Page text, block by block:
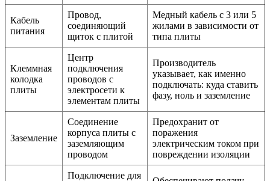
Кабель
питания
Провод,
соединяющий
щиток с плитой
Медный кабель с 3 или 5
жилами в зависимости от
типа плиты
Клеммная
колодка
плиты
Центр
подключения
проводов с
электросети к
элементам плиты
Производитель
указывает, как именно
подключать: куда ставить
фазу, ноль и заземление
Заземление
Соединение
корпуса плиты с
заземляющим
проводом
Предохранит от
поражения
электрическим током при
повреждении изоляции
Подключение для